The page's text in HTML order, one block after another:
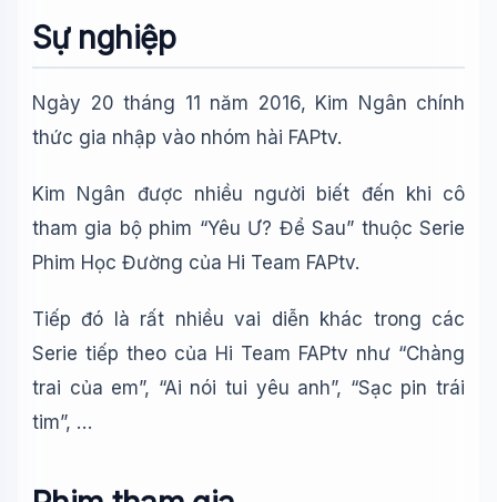
Sự nghiệp
Ngày 20 tháng 11 năm 2016, Kim Ngân chính
thức gia nhập vào nhóm hài FAPtv.
Kim Ngân được nhiều người biết đến khi cô
tham gia bộ phim “Yêu Ư? Để Sau” thuộc Serie
Phim Học Đường của Hi Team FAPtv.
Tiếp đó là rất nhiều vai diễn khác trong các
Serie tiếp theo của Hi Team FAPtv như “Chàng
trai của em”, “Ai nói tui yêu anh”, “Sạc pin trái
tim”, …